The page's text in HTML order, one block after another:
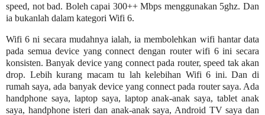
speed, not bad. Boleh capai 300++ Mbps menggunakan 5ghz. Dan
ia bukanlah dalam kategori Wifi 6.
Wifi 6 ni secara mudahnya ialah, ia membolehkan wifi hantar data
pada semua device yang connect dengan router wifi 6 ini secara
konsisten. Banyak device yang connect pada router, speed tak akan
drop. Lebih kurang macam tu lah kelebihan Wifi 6 ini. Dan di
rumah saya, ada banyak device yang connect pada router saya. Ada
handphone saya, laptop saya, laptop anak-anak saya, tablet anak
saya, handphone isteri dan anak-anak saya, Android TV saya dan